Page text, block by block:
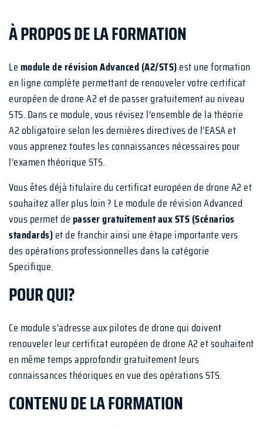
À PROPOS DE LA FORMATION
Lemodule de révision Advanced (A2/STS)est une formation
en ligne complète permettant de renouveler votre certificat
européen de drone A2 et de passer gratuitement au niveau
STS. Dans ce module, vous révisez l’ensemble de la théorie
A2 obligatoire selon les dernières directives de l’EASA et
vous apprenez toutes les connaissances nécessaires pour
l’examen théorique STS.
Vous êtes déjà titulaire du certificat européen de drone A2 et
souhaitez aller plus loin ? Le module de révision Advanced
vous permet depasser gratuitement aux STS (Scénarios
standards)et de franchir ainsi une étape importante vers
des opérations professionnelles dans la catégorie
Specifique.
POUR QUI?
Ce module s’adresse aux pilotes de drone qui doivent
renouveler leur certificat européen de drone A2 et souhaitent
en même temps approfondir gratuitement leurs
connaissances théoriques en vue des opérations STS.
CONTENU DE LA FORMATION